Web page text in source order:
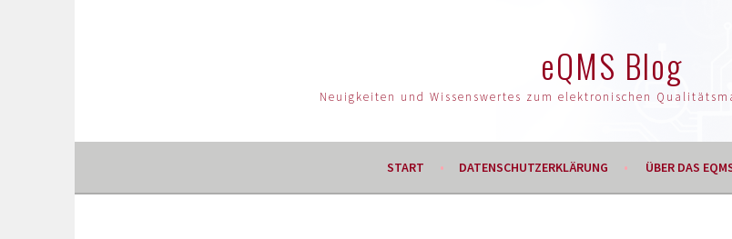
eQMS Blog
Neuigkeiten und Wissenswertes zum elektronischen
START DATENSCHUTZERKLÄRUNG ÜBER DAS